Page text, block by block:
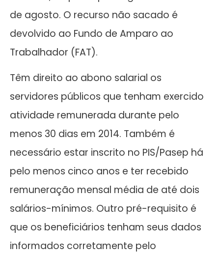
de agosto. O recurso não sacado é
devolvido ao Fundo de Amparo ao
Trabalhador (FAT).
Têm direito ao abono salarial os
servidores públicos que tenham exercido
atividade remunerada durante pelo
menos 30 dias em 2014. Também é
necessário estar inscrito no PIS/Pasep há
pelo menos cinco anos e ter recebido
remuneração mensal média de até dois
salários-mínimos. Outro pré-requisito é
que os beneficiários tenham seus dados
informados corretamente pelo